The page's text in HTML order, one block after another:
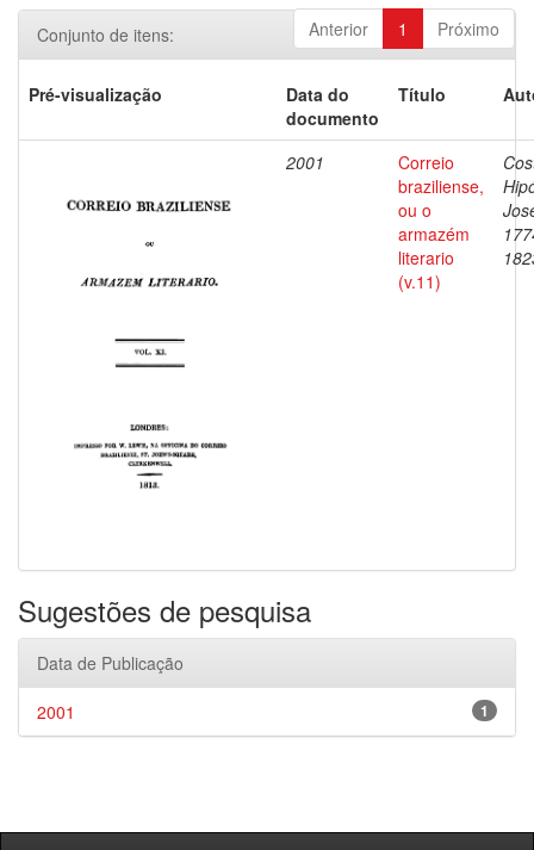
Anterior 1 Próximo
Conjunto de itens:
Pré-visualização
Data do
documento
Título
2001
Correio
braziliense,
ou o
armazém
literario
(v.11)
Sugestões de pesquisa
Data de Publicação
1
2001